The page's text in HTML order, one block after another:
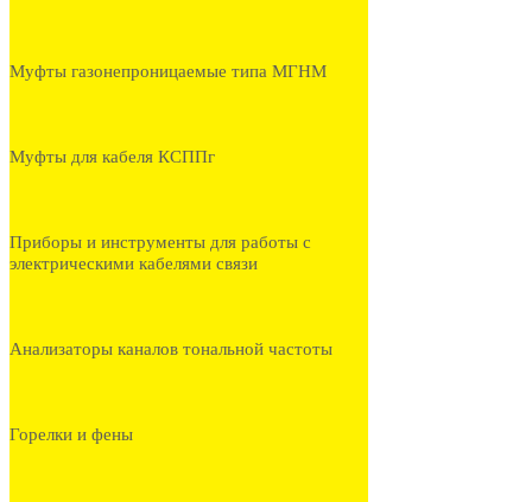
Муфты газонепроницаемые типа МГНМ
Муфты для кабеля КСППг
Приборы и инструменты для работы с
электрическими кабелями связи
Анализаторы каналов тональной частоты
Горелки и фены